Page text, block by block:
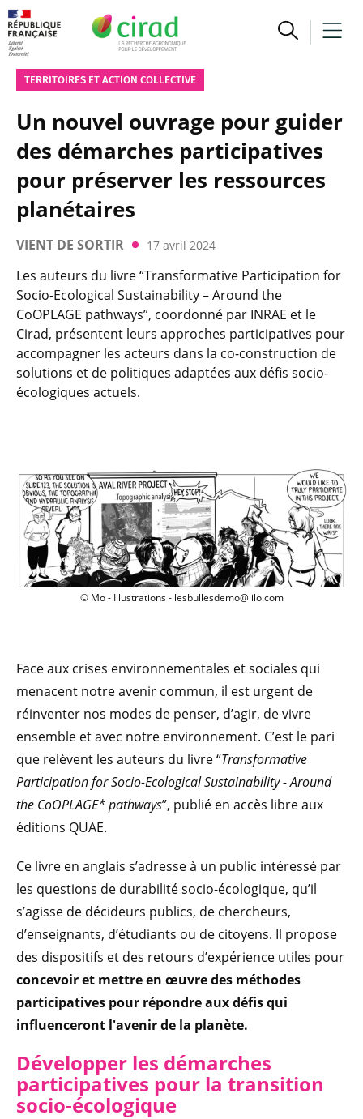
TERRITOIRES ET ACTION COLLECTIVE
Un nouvel ouvrage pour guider
des démarches participatives
pour préserver les ressources
planétaires
VIENT DE SORTIR 17 avril 2024
Les auteurs du livre “Transformative Participation for
Socio-Ecological Sustainability – Around the
CoOPLAGE pathways”, coordonné par INRAE et le
Cirad, présentent leurs approches participatives pour
accompagner les acteurs dans la co-construction de
solutions et de politiques adaptées aux défis socio-
écologiques actuels.
© Mo - Illustrations - lesbullesdemo@lilo.com
Face aux crises environnementales et sociales qui
menacent notre avenir commun, il est urgent de
réinventer nos modes de penser, d’agir, de vivre
ensemble et avec notre environnement. C’est le pari
que relèvent les auteurs du livre “Transformative
Participation for Socio-Ecological Sustainability - Around
the CoOPLAGE* pathways”, publié en accès libre aux
éditions QUAE.
Ce livre en anglais s’adresse à un public intéressé par
les questions de durabilité socio-écologique, qu’il
s’agisse de décideurs publics, de chercheurs,
d’enseignants, d’étudiants ou de citoyens. Il propose
des dispositifs et des retours d’expérience utiles pour
concevoir et mettre en œuvre des méthodes
participatives pour répondre aux défis qui
influenceront l'avenir de la planète.
Développer les démarches
participatives pour la transition
socio-écologique